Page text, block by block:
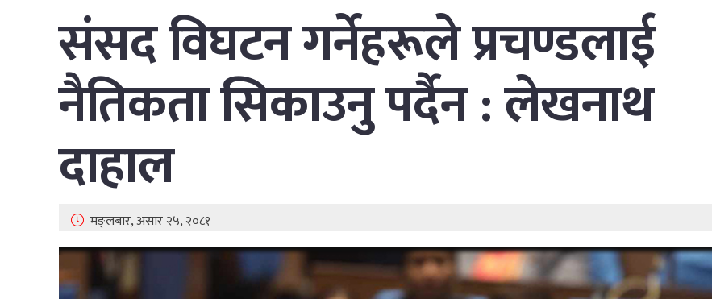
संसद विघटन गर्नेहरूले प्रचण्डलाई
नैतिकता सिकाउनु पर्दैन : लेखनाथ
दाहाल
मङ्लबार, असार २५, २०८१